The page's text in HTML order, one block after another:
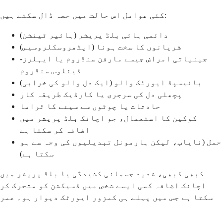
کئی عوامل اس حالت میں حصہ ڈال سکتے ہیں:
دائمی ہائی بلڈ پریشر (ہائپر ٹینشن)
شریانوں کا سخت ہونا (ایٹھروسکلروسیس)
جینیاتی امراض جیسے مارفن سنڈروم یا ایہلرز-
ڈینلوس سنڈروم
بائیسپڈ ایورٹک والو (ایک دل والو کی خرابی)
پچھلی دل کی سرجری یا کارڈیک طریقہ کار
حادثات یا چوٹوں سے سینے کا ٹراما
کوکین کا استعمال، جو اچانک بلڈ پریشر میں
اضافہ کر سکتا ہے
حمل (نایاب، لیکن ہارمونل تبدیلیوں کی وجہ سے ہو
سکتا ہے)
کبھی کبھی، شدید جسمانی کشیدگی یا بلڈ پریشر میں
اچانک اضافہ کسی ایسے شخص میں ڈسیکشن کو متحرک کر
سکتا ہے جس میں پہلے ہی کمزور ایورٹک دیوار ہو۔ عمر